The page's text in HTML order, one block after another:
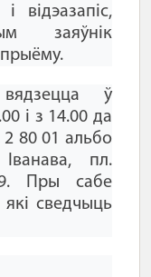
відэазапіс,
заяўнік
ў
і з 14.00 да
2 80 01 альбо
пл.
Пры сабе
сведчыць